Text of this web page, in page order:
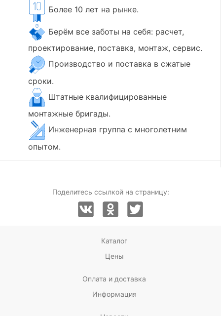
Более 10 лет на рынке.
Берём все заботы на себя: расчет,
проектирование, поставка, монтаж, сервис.
Производство и поставка в сжатые
сроки.
Штатные квалифицированные
монтажные бригады.
Инженерная группа с многолетним
опытом.
Поделитесь ссылкой на страницу:
Каталог
Цены
Оплата и доставка
Информация